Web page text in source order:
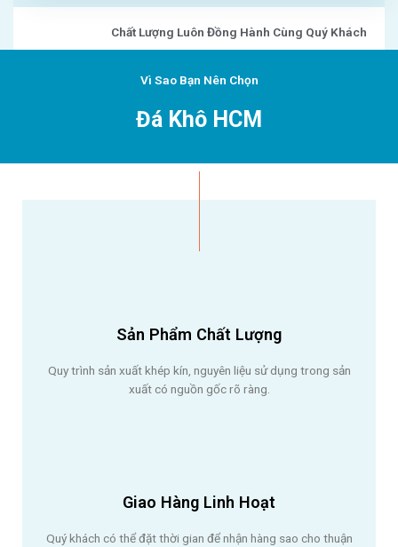
Chất Lượng Luôn Đồng Hành Cùng Quý Khách
Vì Sao Bạn Nên Chọn
Đá Khô HCM
Sản Phẩm Chất Lượng
Quy trình sản xuất khép kín, nguyên liệu sử dụng trong sản
xuất có nguồn gốc rõ ràng.
Giao Hàng Linh Hoạt
Quý khách có thể đặt thời gian để nhận hàng sao cho thuận